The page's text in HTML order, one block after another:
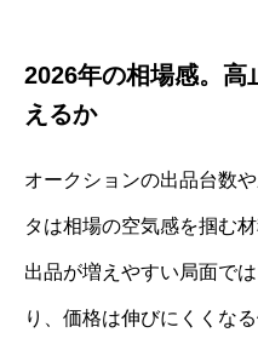
2026年の相場感。高
えるか
オークションの出品台数
タは相場の空気感を掴む材
出品が増えやすい局面で
り、価格は伸びにくくな